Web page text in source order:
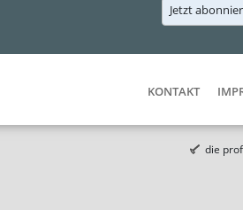
Jetzt
KONTAKT
die